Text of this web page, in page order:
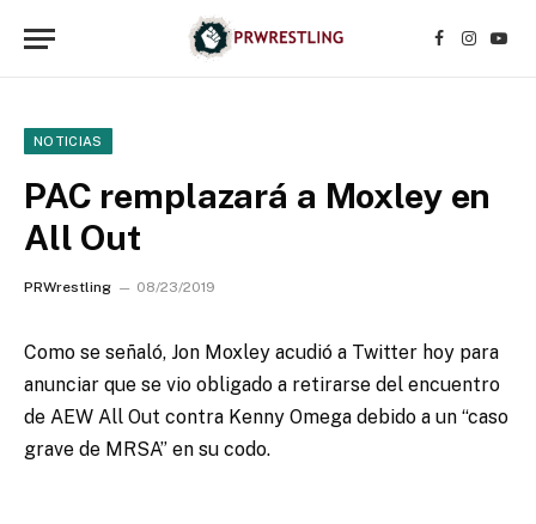
Facebook
NOTICIAS
PAC remplazará a Moxley en
All Out
PRWrestling 08/23/2019
Como se señaló, Jon Moxley acudió a Twitter hoy para
anunciar que se vio obligado a retirarse del encuentro
de AEW All Out contra Kenny Omega debido a un “caso
grave de MRSA” en su codo.